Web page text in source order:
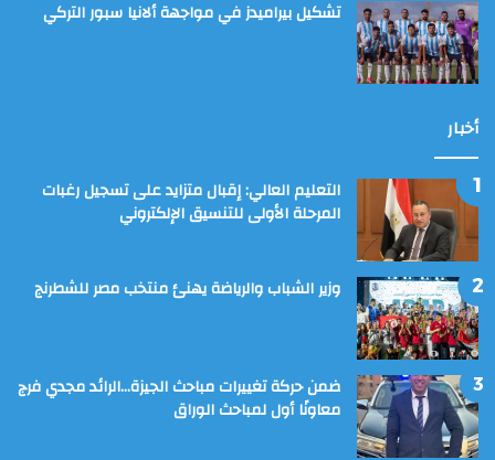
تشكيل بيراميدز في مواجهة ألانيا سبور التركي
أخبار
التعليم العالي: إقبال متزايد على تسجيل رغبات
المرحلة الأولى للتنسيق الإلكتروني
وزير الشباب والرياضة يهنئ منتخب مصر للشطرنج
ضمن حركة تغييرات مباحث الجيزة…الرائد مجدي فرج
معاونًا أول لمباحث الوراق